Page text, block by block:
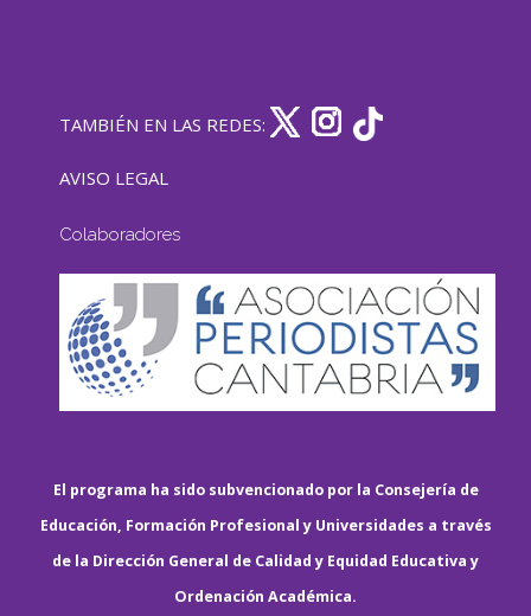
TAMBIÉN EN LAS REDES:
AVISO LEGAL
Colaboradores
El programa ha sido subvencionado por la Consejería de
Educación, Formación Profesional y Universidades a través
de la Dirección General de Calidad y Equidad Educativa y
Ordenación Académica.